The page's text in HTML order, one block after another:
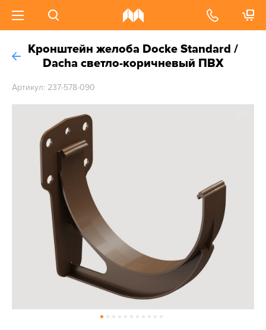
Кронштейн желоба Docke Standard /
Dacha светло-коричневый ПВХ
Артикул: 237-578-090